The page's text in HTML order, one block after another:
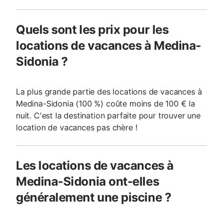
Quels sont les prix pour les
locations de vacances à Medina-
Sidonia ?
La plus grande partie des locations de vacances à
Medina-Sidonia (100 %) coûte moins de 100 € la
nuit. C'est la destination parfaite pour trouver une
location de vacances pas chère !
Les locations de vacances à
Medina-Sidonia ont-elles
généralement une piscine ?